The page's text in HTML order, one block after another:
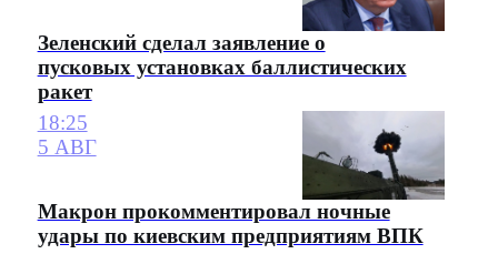
Зеленский сделал заявление о
пусковых установках баллистических
ракет
18:25
5 АВГ
Макрон прокомментировал ночные
удары по киевским предприятиям ВПК